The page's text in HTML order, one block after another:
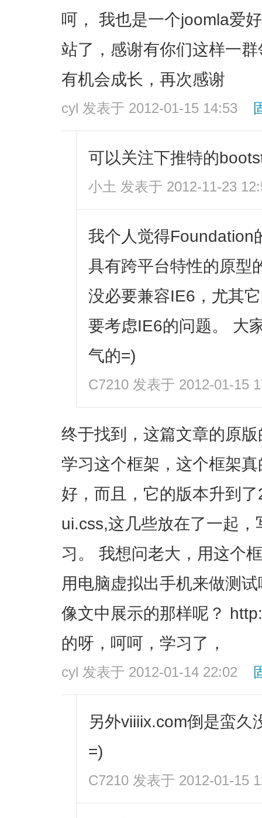
呵， 我也是一个joomla爱
站了，感谢有你们这样一
有机会成长，再次感谢
cyl 发表于 2012-01-15 14:53
可以关注下推特的
小土 发表于 2012-11-23
我个人觉得Foundation
具有跨平台特性的原型
没必要兼容IE6，尤其
要考虑IE6的问题。 大
气的=)
C7210 发表于 2012-01-15
终于找到，这篇文章的原
学习这个框架，这个框架
好，而且，它的版本升到
ui.css,这几些放在了一起
习。 我想问老大，用这个
用电脑虚拟出手机来做测
像文中展示的那样呢？
的呀，呵呵，学习了，
cyl 发表于 2012-01-14 22:02
另外viiiix.com倒是蛮久
=)
C7210 发表于 2012-01-15